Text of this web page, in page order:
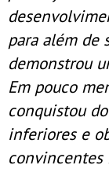
para além de
demonstrou
Em pouco
conquistou
inferiores e
convincentes